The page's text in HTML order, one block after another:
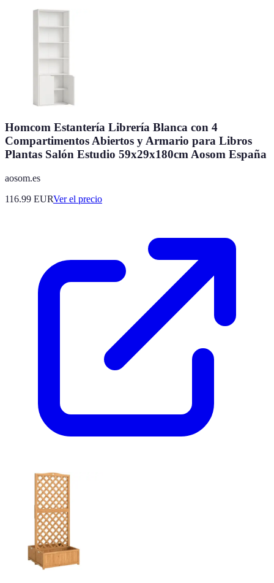
Homcom Estantería Librería Blanca con 4
Compartimentos Abiertos y Armario para Libros
Plantas Salón Estudio 59x29x180cm Aosom España
aosom.es
116.99 EURVer el precio